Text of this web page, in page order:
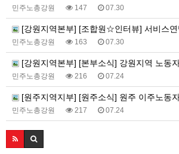
민주노총강원 147 07.30
[강원지역본부] [조합원☆인터뷰] 서비스연맹 전국학교비정규직노동
민주노총강원 163 07.30
[강원지역본부] [본부소식] 강원지역 노동
민주노총강원 216 07.24
[원주지역지부] [원주소식] 원주 이주노동
민주노총강원 217 07.24